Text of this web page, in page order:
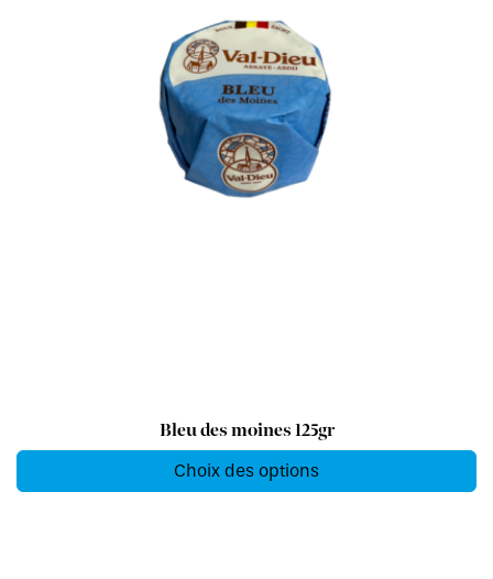
Bleu des moines 125gr
Choix des options